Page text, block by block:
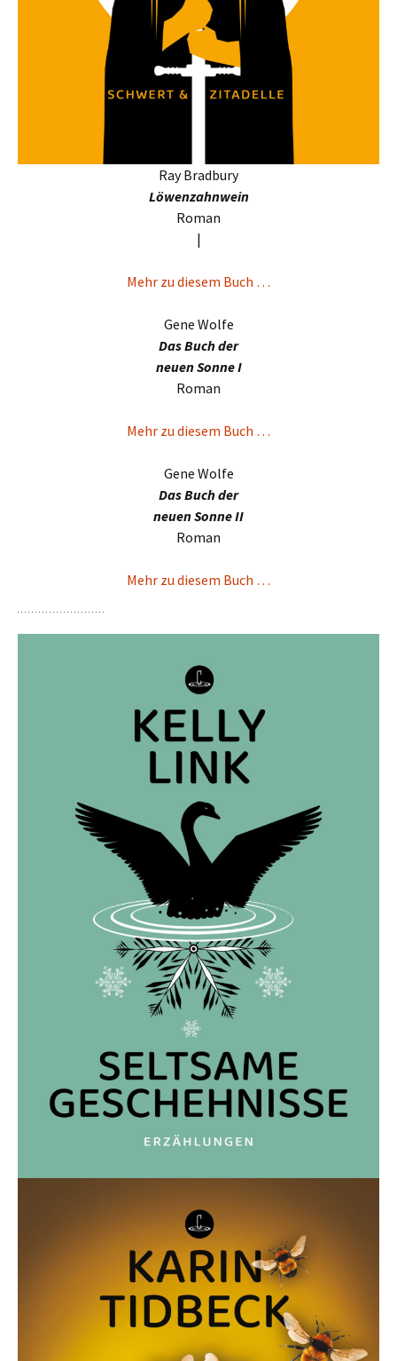
Ray Bradbury
Löwenzahnwein
Roman
|
Mehr zu diesem Buch …
Gene Wolfe
Das Buch der
neuen Sonne I
Roman
Mehr zu diesem Buch …
Gene Wolfe
Das Buch der
neuen Sonne II
Roman
Mehr zu diesem Buch …